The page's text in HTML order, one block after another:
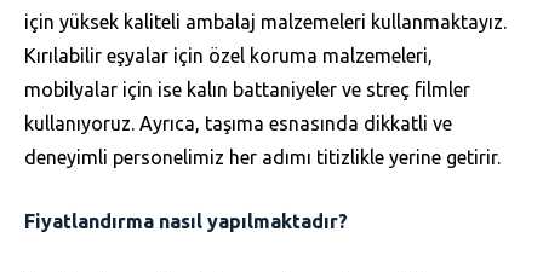
için yüksek kaliteli ambalaj malzemeleri kullanmaktayız.
Kırılabilir eşyalar için özel koruma malzemeleri,
mobilyalar için ise kalın battaniyeler ve streç filmler
kullanıyoruz. Ayrıca, taşıma esnasında dikkatli ve
deneyimli personelimiz her adımı titizlikle yerine getirir.
Fiyatlandırma nasıl yapılmaktadır?